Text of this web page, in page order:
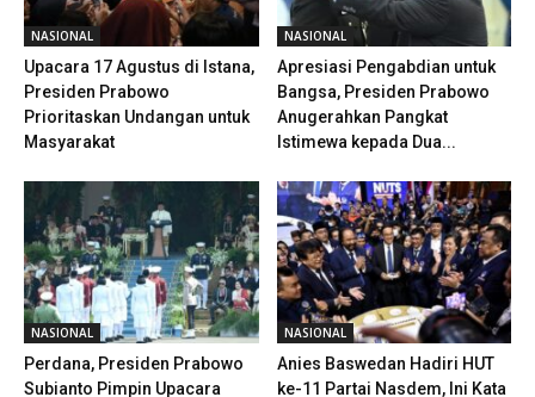
NASIONAL
Upacara 17 Agustus di Istana,
Presiden Prabowo
Prioritaskan Undangan untuk
Masyarakat
NASIONAL
Apresiasi Pengabdian untuk
Bangsa, Presiden Prabowo
Anugerahkan Pangkat
Istimewa kepada Dua...
NASIONAL
Perdana, Presiden Prabowo
Subianto Pimpin Upacara
NASIONAL
Anies Baswedan Hadiri HUT
ke-11 Partai Nasdem, Ini Kata